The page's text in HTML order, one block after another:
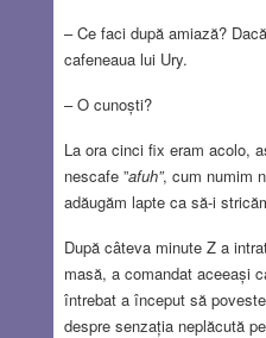
– Ce faci după amiază?
cafeneaua lui Ury.
– O cunoști?
La ora cinci fix eram acolo,
nescafe ”afuh”, cum numim
adăugăm lapte ca să-i
După câteva minute Z a
masă, a comandat aceeași
întrebat a început să
despre senzația neplăcută